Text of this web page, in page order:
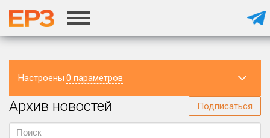
Настроены 0 параметров
Регион
Архив новостей Подписаться